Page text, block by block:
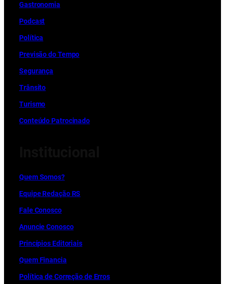
Gastronomia
Podcast
Política
Previsão do Tempo
Segurança
Trânsito
Turismo
Conteúdo Patrocinado
Quem Somos?
Equipe Redação RS
Fale Conosco
Anuncie Conosco
Princípios Editoriais
Quem Financia
Política de Correção de Erros